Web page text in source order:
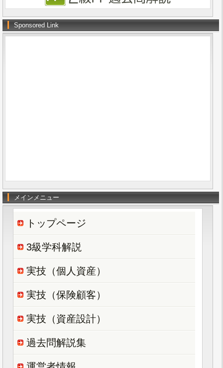
Sponsored Link
メインメニュー
トップページ
3級学科解説
実技（個人資産）
実技（保険顧客）
実技（資産設計）
過去問解説集